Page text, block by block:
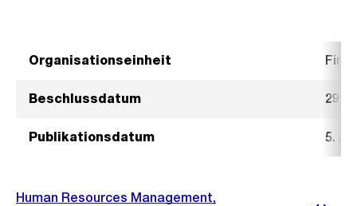
Organisationseinheit
Beschlussdatum 29.
Publikationsdatum 5.
Human Resources Management,